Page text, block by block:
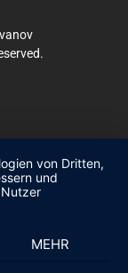
von Dritten,
und
MEHR